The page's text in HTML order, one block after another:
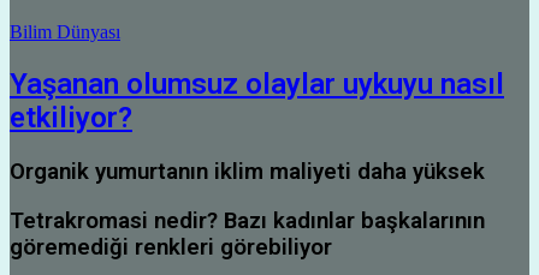
Bilim Dünyası
Yaşanan olumsuz olaylar uykuyu nasıl
etkiliyor?
Organik yumurtanın iklim maliyeti daha yüksek
Tetrakromasi nedir? Bazı kadınlar başkalarının
göremediği renkleri görebiliyor